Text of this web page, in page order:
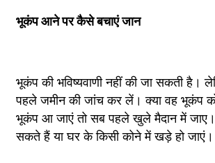
भूकंप आने पर कैसे बचाएं जान
भूकंप की भविष्‍यवाणी नहीं की जा सकती है।
पहले जमीन की जांच कर लें। क्‍या वह भूकंप
भूकंप आ जाएं तो सब पहले खुले मैदान में
सकते हैं या घर के किसी कोने में खड़े हो